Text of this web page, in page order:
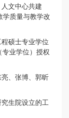
文中心共建
学质量与教学改
硕士专业学位
业学位）授权
、张博、郭昕
生院设立的工